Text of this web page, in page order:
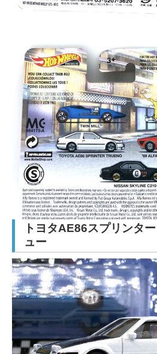
トヨタAE86スプリンタ
ュー